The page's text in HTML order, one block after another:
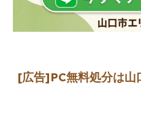
[広告]PC無料処分は山